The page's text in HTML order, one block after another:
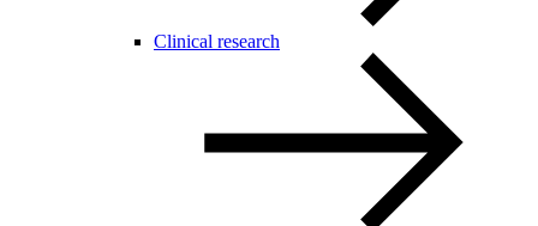
Clinical research